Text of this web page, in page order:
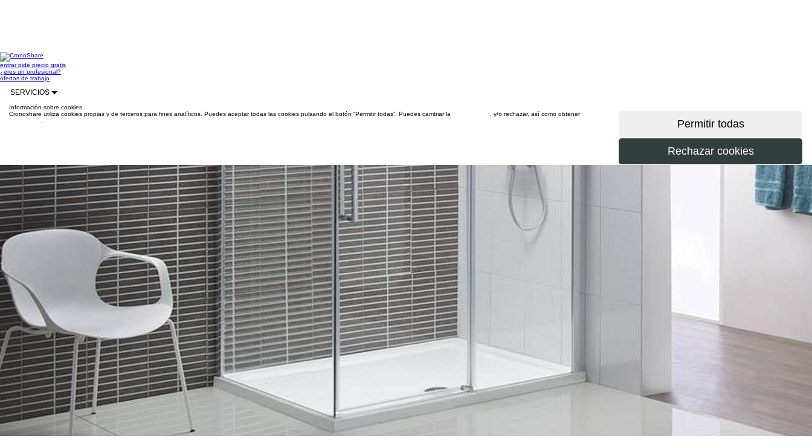
entrarpide precio gratis
¿eres un profesional?
ofertas de trabajo
SERVICIOS
Información sobre cookies
Cronoshare utiliza cookies propias y de terceros para fines analíticos. Puedes aceptar todas las cookies pulsando el botón “Permitir todas”. Puedes cambiar la
, y/o rechazar, así como obtener